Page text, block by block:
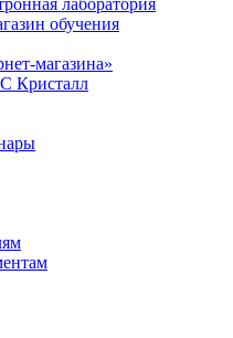
лаборатория
обучения
магазина»
Кристалл